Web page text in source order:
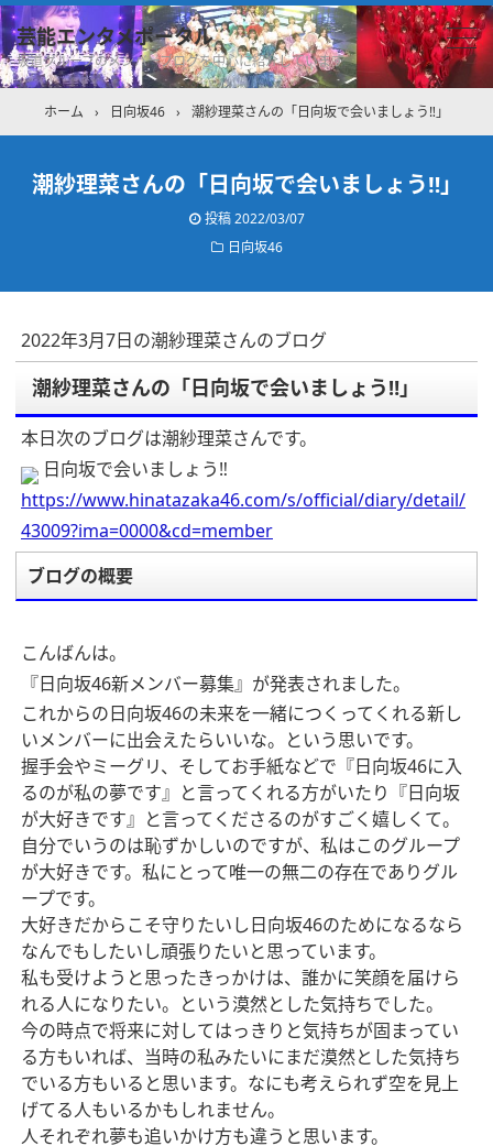
芸能エンタメポータル
坂道グループのメンバーブログを中心に紹介しています
ホーム › 日向坂46 › 潮紗理菜さんの「日向坂で会いましょう‼︎」
潮紗理菜さんの「日向坂で会いましょう‼︎」
投稿2022/03/07
日向坂46
2022年3月7日の潮紗理菜さんのブログ
潮紗理菜さんの「日向坂で会いましょう‼︎」
本日次のブログは潮紗理菜さんです。
日向坂で会いましょう‼︎
https://www.hinatazaka46.com/s/official/diary/detail/
43009?ima=0000&cd=member
ブログの概要
こんばんは。
『日向坂46新メンバー募集』が発表されました。
これからの日向坂46の未来を一緒につくってくれる新し
いメンバーに出会えたらいいな。という思いです。
握手会やミーグリ、そしてお手紙などで『日向坂46に入
るのが私の夢です』と言ってくれる方がいたり『日向坂
が大好きです』と言ってくださるのがすごく嬉しくて。
自分でいうのは恥ずかしいのですが、私はこのグループ
が大好きです。私にとって唯一の無二の存在でありグル
ープです。
大好きだからこそ守りたいし日向坂46のためになるなら
なんでもしたいし頑張りたいと思っています。
私も受けようと思ったきっかけは、誰かに笑顔を届けら
れる人になりたい。という漠然とした気持ちでした。
今の時点で将来に対してはっきりと気持ちが固まってい
る方もいれば、当時の私みたいにまだ漠然とした気持ち
でいる方もいると思います。なにも考えられず空を見上
げてる人もいるかもしれません。
人それぞれ夢も追いかけ方も違うと思います。